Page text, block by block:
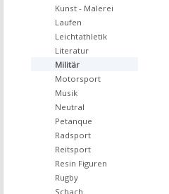
Kunst - Malerei
Laufen
Leichtathletik
Literatur
Militär
Motorsport
Musik
Neutral
Petanque
Radsport
Reitsport
Resin Figuren
Rugby
Schach